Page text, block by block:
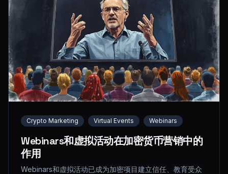
Crypto Marketing Virtual Events Webinars
Webinars和虚拟活动在加密货币营销中的
作用
Webinars和虚拟活动已成为加密项目建立信任、教育受众